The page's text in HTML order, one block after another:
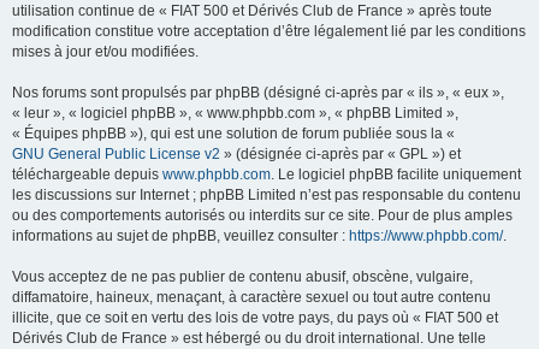
utilisation continue de « FIAT 500 et Dérivés Club de France » après toute
modification constitue votre acceptation d’être légalement lié par les conditions
mises à jour et/ou modifiées.
Nos forums sont propulsés par phpBB (désigné ci-après par « ils », « eux »,
« leur », « logiciel phpBB », « www.phpbb.com », « phpBB Limited »,
« Équipes phpBB »), qui est une solution de forum publiée sous la «
GNU General Public License v2 » (désignée ci-après par « GPL ») et
téléchargeable depuis www.phpbb.com. Le logiciel phpBB facilite uniquement
les discussions sur Internet ; phpBB Limited n’est pas responsable du contenu
ou des comportements autorisés ou interdits sur ce site. Pour de plus amples
informations au sujet de phpBB, veuillez consulter : https://www.phpbb.com/.
Vous acceptez de ne pas publier de contenu abusif, obscène, vulgaire,
diffamatoire, haineux, menaçant, à caractère sexuel ou tout autre contenu
illicite, que ce soit en vertu des lois de votre pays, du pays où « FIAT 500 et
Dérivés Club de France » est hébergé ou du droit international. Une telle